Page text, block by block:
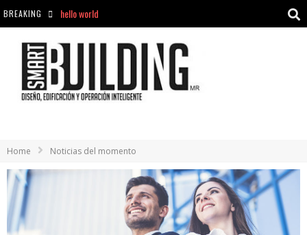
BREAKING
hello world
Home Noticias del momento